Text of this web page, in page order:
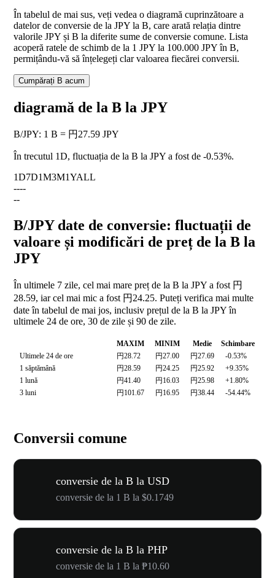
În tabelul de mai sus, veți vedea o diagramă cuprinzătoare a
datelor de conversie de la JPY la B, care arată relația dintre
valorile JPY și B la diferite sume de conversie comune. Lista
acoperă ratele de schimb de la 1 JPY la 100.000 JPY în B,
permițându-vă să înțelegeți clar valoarea fiecărei conversii.
Cumpărați B acum
diagramă de la B la JPY
B/JPY: 1 B = 円27.59 JPY
În trecutul 1D, fluctuația de la B la JPY a fost de -0.53%.
1D7D1M3M1YALL
----
--
B/JPY date de conversie: fluctuații de
valoare și modificări de preț de la B la
JPY
În ultimele 7 zile, cel mai mare preț de la B la JPY a fost 円
28.59, iar cel mai mic a fost 円24.25. Puteți verifica mai multe
date în tabelul de mai jos, inclusiv prețul de la B la JPY în
ultimele 24 de ore, 30 de zile și 90 de zile.
MAXIM MINIM Medie
Schimbare
Ultimele 24 de ore
円28.72 円27.00 円27.69
-0.53%
1 săptămână
円28.59 円24.25 円25.92
+9.35%
1 lună
円41.40 円16.03 円25.98
+1.80%
3 luni
円101.67 円16.95 円38.44 -54.44%
Conversii comune
conversie de la B la USD
conversie de la 1 B la $0.1749
conversie de la B la PHP
conversie de la 1 B la ₱10.60